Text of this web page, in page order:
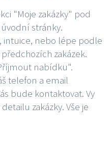
"Moje zakázky" pod
stránky.
intuice, nebo lépe podle
zakázek.
nabídku".
telefon a email
bude kontaktovat. Vy
zakázky. Vše je